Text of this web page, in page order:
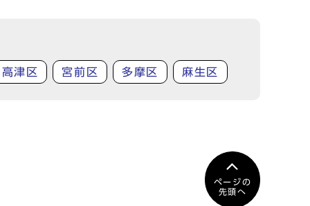
高津区 宮前区 多摩区 麻生区
ページの
先頭へ